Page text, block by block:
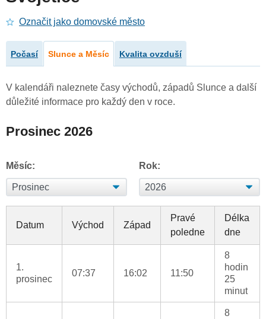
Označit jako domovské město
Počasí Slunce a Měsíc Kvalita ovzduší
V kalendáři naleznete časy východů, západů Slunce a další
důležité informace pro každý den v roce.
Prosinec 2026
Měsíc: Rok:
Datum Východ Západ
Pravé
poledne
Délka
dne
1.
prosinec
07:37 16:02 11:50
8
hodin
25
minut
8